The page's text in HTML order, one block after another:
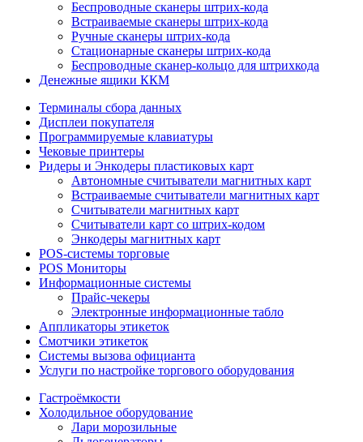
Беспроводные сканеры штрих-кода
Встраиваемые сканеры штрих-кода
Ручные сканеры штрих-кода
Стационарные сканеры штрих-кода
Беспроводные сканер-кольцо для штрихкода
Денежные ящики ККМ
Терминалы сбора данных
Дисплеи покупателя
Программируемые клавиатуры
Чековые принтеры
Ридеры и Энкодеры пластиковых карт
Автономные считыватели магнитных карт
Встраиваемые считыватели магнитных карт
Считыватели магнитных карт
Считыватели карт со штрих-кодом
Энкодеры магнитных карт
POS-системы торговые
POS Мониторы
Информационные системы
Прайс-чекеры
Электронные информационные табло
Аппликаторы этикеток
Смотчики этикеток
Системы вызова официанта
Услуги по настройке торгового оборудования
Гастроёмкости
Холодильное оборудование
Лари морозильные